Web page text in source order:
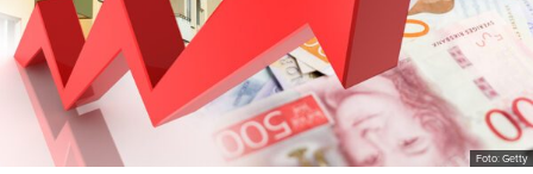
Foto: Getty